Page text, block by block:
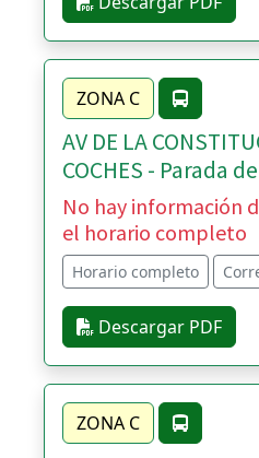
ZONA C
AV DE LA
COCHES - Parada
No hay información
el horario completo
Horario completo
Descargar PDF
ZONA C